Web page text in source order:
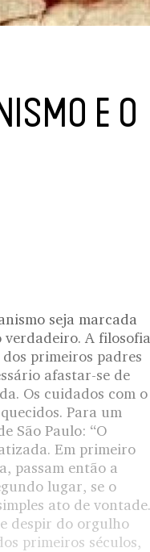
E O
seja marcada
verdadeiro. A filosofia
primeiros padres
afastar-se de
Os cuidados com o
Para um
São Paulo: “O
Em primeiro
passam então a
lugar, se o
ato de vontade.
despir do orgulho
primeiros séculos,